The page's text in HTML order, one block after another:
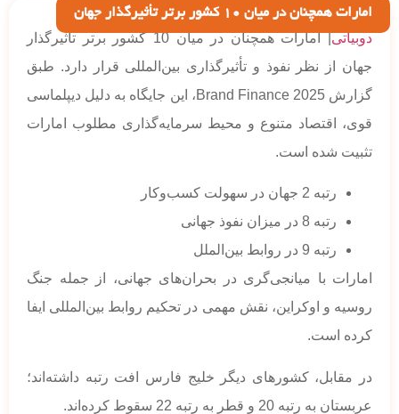
امارات همچنان در میان 10 کشور برتر تأثیرگذار جهان
دوبیاتی
| امارات همچنان در میان 10 کشور برتر تأثیرگذار
جهان از نظر نفوذ و تأثیرگذاری بین‌المللی قرار دارد. طبق
گزارش Brand Finance 2025، این جایگاه به دلیل دیپلماسی
قوی، اقتصاد متنوع و محیط سرمایه‌گذاری مطلوب امارات
تثبیت شده است.
رتبه 2 جهان در سهولت کسب‌وکار
رتبه 8 در میزان نفوذ جهانی
رتبه 9 در روابط بین‌الملل
امارات با میانجی‌گری در بحران‌های جهانی، از جمله جنگ
روسیه و اوکراین، نقش مهمی در تحکیم روابط بین‌المللی ایفا
کرده است.
در مقابل، کشورهای دیگر خلیج فارس افت رتبه داشته‌اند؛
عربستان به رتبه 20 و قطر به رتبه 22 سقوط کرده‌اند.